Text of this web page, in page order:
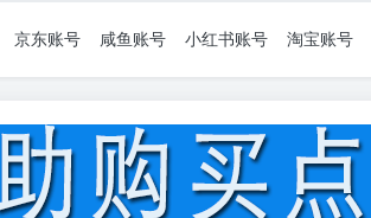
京东账号 咸鱼账号 小红书账号 淘宝账号